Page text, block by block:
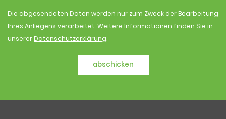
Die abgesendeten Daten werden nur zum Zweck der Bearbeitung
Ihres Anliegens verarbeitet. Weitere Informationen finden Sie in
unsererDatenschutzerklärung.
abschicken